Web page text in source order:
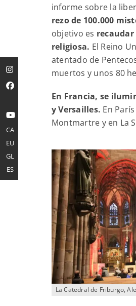
informe sobre la
rezo de 100.000
objetivo es
religiosa. El Reino
atentado de
muertos y unos 80
En Francia, se
y Versailles. En
Montmartre y en La
La Catedral de Friburgo,
CA
EU
GL
ES